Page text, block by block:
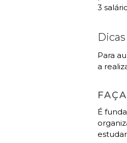
3
Para
a
É